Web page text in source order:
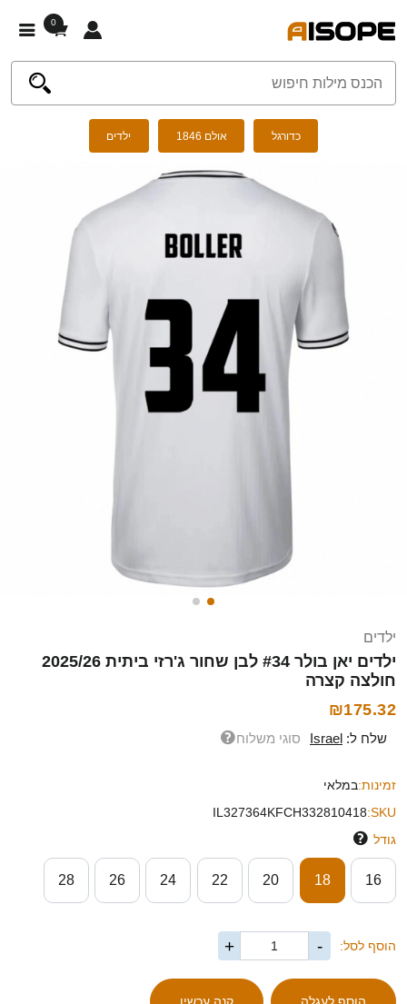
0
כדורגל אולם 1846 ילדים
ילדים
ילדים יאן בולר #34 לבן שחור ג'רזי ביתית 2025/26
חולצה קצרה
₪175.32
שלח ל: Israel סוגי משלוח
זמינות:במלאי
SKU:
IL327364KFCH332810418
גודל
16
18
20
22
24
26
28
הוסף לסל: -
+